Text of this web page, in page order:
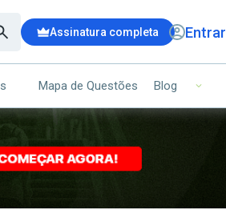
Assinatura completa Entrar
DE COMPRAS
(00)
Ops!
Seu carrinho ainda está vazio.
Mapa de Questões Blog